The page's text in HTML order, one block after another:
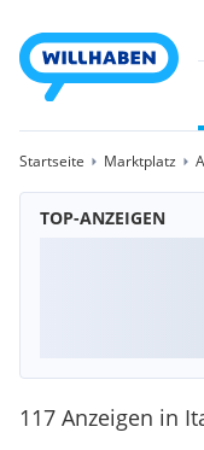
Startseite Marktplatz
TOP-ANZEIGEN
117 Anzeigen in